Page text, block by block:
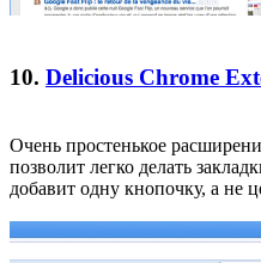
10. Delicious Chrome
Очень простенькое
позволит легко делать
добавит одну кнопочку, а не